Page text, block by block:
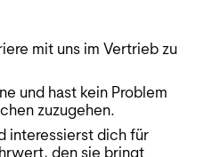
mit uns im Vertrieb zu
und hast kein Problem
zuzugehen.
interessierst dich für